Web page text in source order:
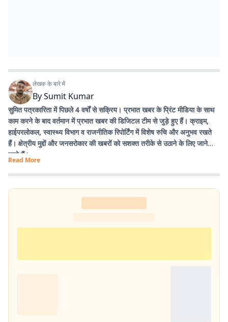
लेखक के बारे में
BySumit Kumar
सुमित पत्रकारिता में पिछले 4 वर्षों से सक्रिय। प्रभात खबर के प्रिंट मीडिया के साथ
काम करने के बाद वर्तमान में प्रभात खबर की डिजिटल टीम से जुड़े हुए हैं। क्राइम,
हाईपरलोकल, स्वास्थ्य विभाग व राजनीतिक रिपोर्टिंग में विशेष रुचि और अनुभव रखते
हैं। क्षेत्रीय मुद्दों और जनसरोकार की खबरों को सशक्त तरीके से उठाने के लिए जाने
जाते हैं।
Read More